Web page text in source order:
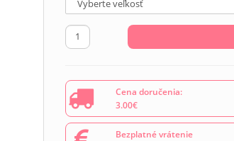
Cena doručenia:
3.00€
Bezplatné vrátenie